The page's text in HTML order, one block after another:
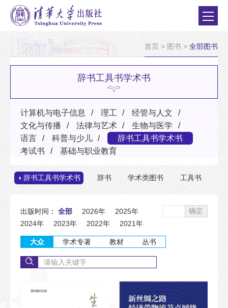
首页 > 图书 > 全部图书
辞书工具书学术书
计算机与电子信息 理工
经管与人文
文化与传播
法律与艺术
生物与医学
语言
科普与少儿
辞书工具书学术书
考试书
基础与职业教育
辞书工具书学术书 辞书 学术类图书 工具书
确定
出版时间： 全部 2026年
2025年
2024年
2023年 2022年 2021年
大众 学术专著 教材 丛书